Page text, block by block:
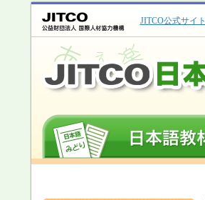
JITCO公式サイト